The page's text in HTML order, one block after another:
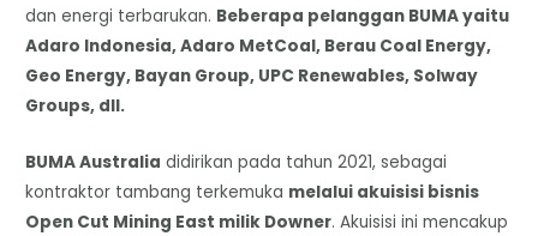
dan energi terbarukan. Beberapa pelanggan BUMA yaitu
Adaro Indonesia, Adaro MetCoal, Berau Coal Energy,
Geo Energy, Bayan Group, UPC Renewables, Solway
Groups, dll.
BUMA Australia didirikan pada tahun 2021, sebagai
kontraktor tambang terkemuka melalui akuisisi bisnis
Open Cut Mining East milik Downer. Akuisisi ini mencakup